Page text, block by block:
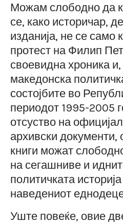
Можам слободно да
се, како историчар,
изданија, не се само
протест на Филип
своевидна хроника
македонска
состојбите во
периодот 1995-2005
отсуство на
архивски документи,
книги можат
на сегашниве и
политичката
наведениот
Уште повеќе, овие